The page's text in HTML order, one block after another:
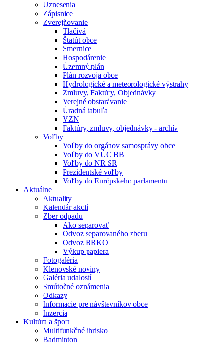
Uznesenia
Zápisnice
Zverejňovanie
Tlačivá
Štatút obce
Smernice
Hospodárenie
Územný plán
Plán rozvoja obce
Hydrologické a meteorologické výstrahy
Zmluvy, Faktúry, Objednávky
Verejné obstarávanie
Úradná tabuľa
VZN
Faktúry, zmluvy, objednávky - archív
Voľby
Voľby do orgánov samosprávy obce
Voľby do VÚC BB
Voľby do NR SR
Prezidentské voľby
Voľby do Európskeho parlamentu
Aktuálne
Aktuality
Kalendár akcií
Zber odpadu
Ako separovať
Odvoz separovaného zberu
Odvoz BRKO
Výkup papiera
Fotogaléria
Klenovské noviny
Galéria udalostí
Smútočné oznámenia
Odkazy
Informácie pre návštevníkov obce
Inzercia
Kultúra a šport
Multifunkčné ihrisko
Badminton